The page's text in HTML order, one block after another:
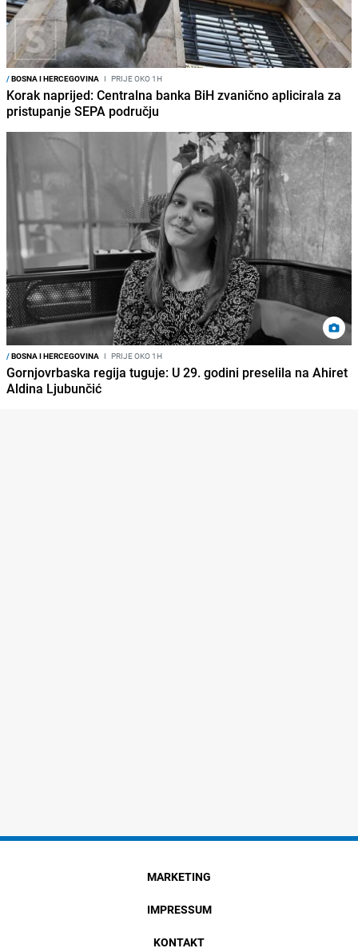
/BOSNA I HERCEGOVINA I PRIJE OKO 1H
Korak naprijed: Centralna banka BiH zvanično aplicirala za
pristupanje SEPA području
/BOSNA I HERCEGOVINA I PRIJE OKO 1H
Gornjovrbaska regija tuguje: U 29. godini preselila na Ahiret
Aldina Ljubunčić
MARKETING
IMPRESSUM
KONTAKT